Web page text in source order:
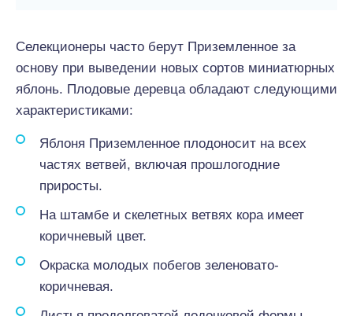
Селекционеры часто берут Приземленное за
основу при выведении новых сортов миниатюрных
яблонь. Плодовые деревца обладают следующими
характеристиками:
Яблоня Приземленное плодоносит на всех
частях ветвей, включая прошлогодние
приросты.
На штамбе и скелетных ветвях кора имеет
коричневый цвет.
Окраска молодых побегов зеленовато-
коричневая.